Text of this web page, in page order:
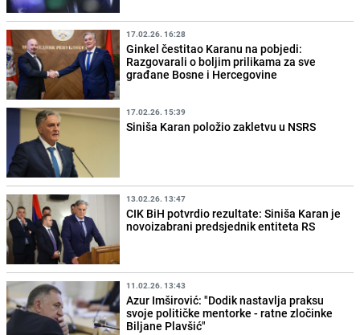
17.02.26. 16:28
Ginkel čestitao Karanu na pobjedi:
Razgovarali o boljim prilikama za sve
građane Bosne i Hercegovine
17.02.26. 15:39
Siniša Karan položio zakletvu u NSRS
13.02.26. 13:47
CIK BiH potvrdio rezultate: Siniša Karan je
novoizabrani predsjednik entiteta RS
11.02.26. 13:43
Azur Imširović: "Dodik nastavlja praksu
svoje političke mentorke - ratne zločinke
Biljane Plavšić"